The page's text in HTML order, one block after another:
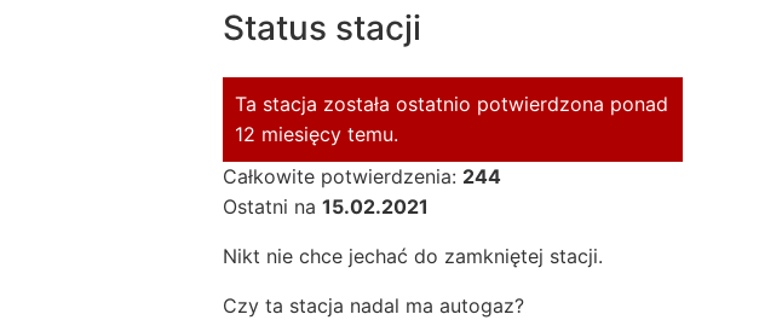
Status stacji
Ta stacja została ostatnio potwierdzona ponad
12 miesięcy temu.
Całkowite potwierdzenia: 244
Ostatni na 15.02.2021
Nikt nie chce jechać do zamkniętej stacji.
Czy ta stacja nadal ma autogaz?